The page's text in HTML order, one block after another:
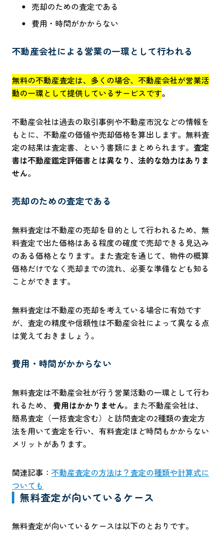
売却のための査定である
費用・時間がかからない
不動産会社による営業の一環として行われる
無料の不動産査定は、多くの場合、不動産会社が営業活
動の一環として提供しているサービスです。
不動産会社は過去の取引事例や不動産市況などの情報を
もとに、不動産の価値や売却価格を算出します。無料査
定の結果は査定書、という書類にまとめられます。 査定
書は不動産鑑定評価書とは異なり、法的な効力はありま
せん。
売却のための査定である
無料査定は不動産の売却を目的として行われるため、無
料査定で出た価格はある程度の確度で売却できる見込み
のある価格となります。また査定を通じて、物件の概算
価格だけでなく売却までの流れ、必要な準備なども知る
ことができます。
無料査定は不動産の売却を考えている場合に有効です
が、査定の精度や信頼性は不動産会社によって異なる点
は覚えておきましょう。
費用・時間がかからない
無料査定は不動産会社が行う営業活動の一環として行わ
れるため、 費用はかかりません。また不動産会社は、
簡易査定（一括査定含む）と訪問査定の2種類の査定方
法を用いて査定を行い、有料査定ほど時間もかからない
メリットがあります。
関連記事： 不動産査定の方法は？査定の種類や計算式に
ついても
無料査定が向いているケース
無料査定が向いているケースは以下のとおりです。